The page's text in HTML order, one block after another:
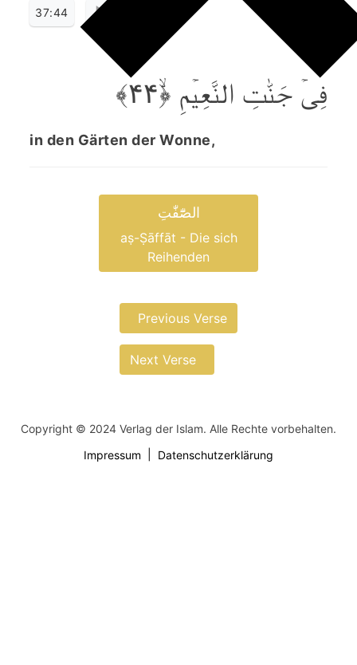
37:44
فِیۡ جَنّٰتِ النَّعِیۡمِ ﴿ۙ۴۴﴾
in den Gärten der Wonne,
الصّٰٓفّٰتِ
aṣ-Ṣāffāt - Die sich
Reihenden
Previous Verse
Next Verse
Copyright © 2024 Verlag der Islam. Alle Rechte vorbehalten.
Impressum
Datenschutzerklärung